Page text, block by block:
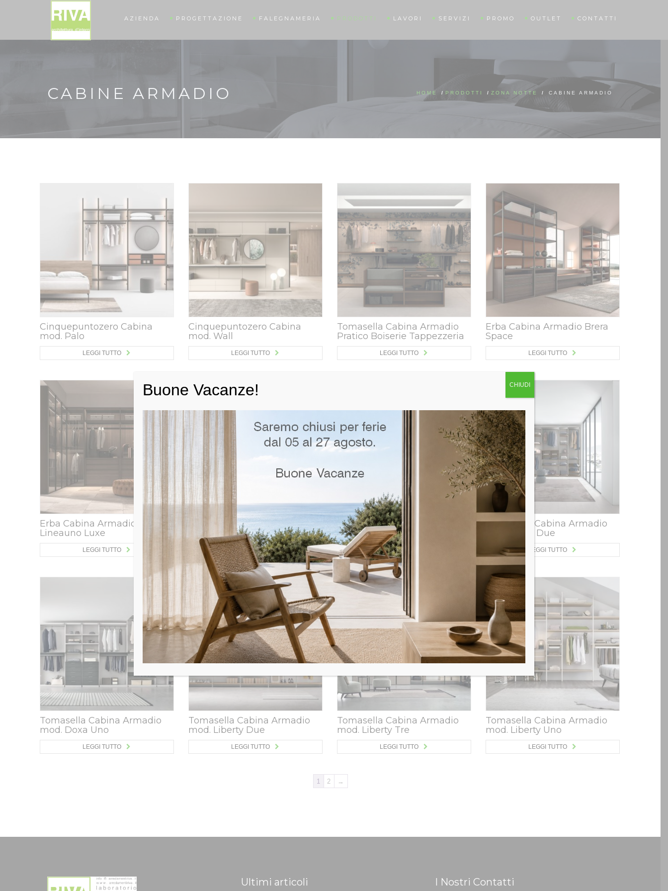
AZIENDA PROGETTAZIONE FALEGNAMERIA PRODOTTI LAVORI SERVIZI PROMO OUTLET CONTATTI
CABINE ARMADIO HOME / PRODOTTI / ZONA NOTTE / CABINE ARMADIO
Cinquepuntozero Cabina
mod. Palo
LEGGI TUTTO
Cinquepuntozero Cabina
mod. Wall
LEGGI TUTTO
Tomasella Cabina Armadio
Pratico Boiserie Tappezzeria
LEGGI TUTTO
Erba Cabina Armadio Brera
Space
LEGGI TUTTO
Erba Cabina Armadio
Lineauno Luxe
LEGGI TUTTO
Tomasella Ante CHiusura
mod. Doors Libro
LEGGI TUTTO
Tomasella Cabina Armadio
Isole
LEGGI TUTTO
Tomasella Cabina Armadio
mod. Doxa Due
LEGGI TUTTO
Tomasella Cabina Armadio
mod. Doxa Uno
LEGGI TUTTO
Tomasella Cabina Armadio
mod. Liberty Due
LEGGI TUTTO
Tomasella Cabina Armadio
mod. Liberty Tre
LEGGI TUTTO
Tomasella Cabina Armadio
mod. Liberty Uno
LEGGI TUTTO
1 2 →
Ultimi articoli I Nostri Contatti
Buone Vacanze! CHIUDI